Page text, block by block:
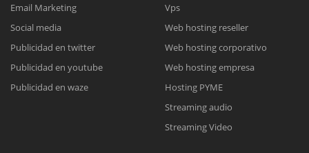
Reunión online
Nuestros ejecutivos le enviarán un correo electrónico con el enlace a
Meet para la reunión online.
Cotización
Todos nuestros ejecutivos están fuera de línea. Complete el formulario
Email Marketing
Social media
Publicidad en twitter
Publicidad en youtube
Publicidad en waze
Vps
Web hosting reseller
Web hosting corporativo
Web hosting empresa
Hosting PYME
Streaming audio
Streaming Video